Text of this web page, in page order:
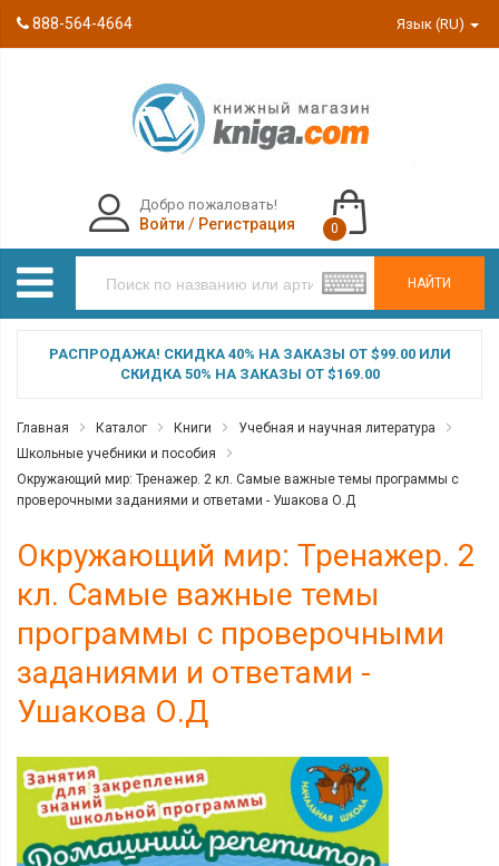
888-564-4664 Язык (RU)
НАЙТИ
Добро пожаловать!
Войти / Регистрация 0
РАСПРОДАЖА! СКИДКА 40% НА ЗАКАЗЫ ОТ $99.00 ИЛИ
СКИДКА 50% НА ЗАКАЗЫ ОТ $169.00
Главная Каталог Книги
Учебная и научная литература
Школьные учебники и пособия
Окружающий мир: Тренажер. 2 кл. Самые важные темы программы с
проверочными заданиями и ответами - Ушакова О.Д
Окружающий мир: Тренажер. 2
кл. Самые важные темы
программы с проверочными
заданиями и ответами -
Ушакова О.Д